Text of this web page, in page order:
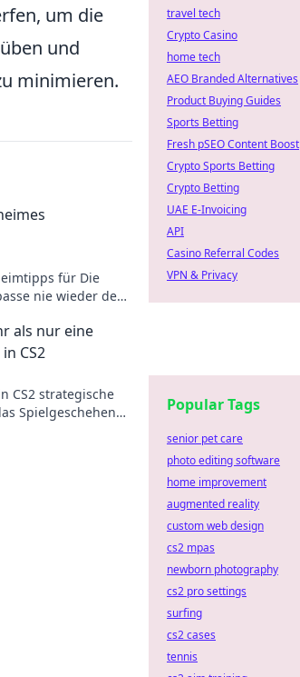
um die
und
minimieren.
für Die
nie wieder den
als nur eine
CS2
CS2 strategische
Spielgeschehen
travel tech
Crypto Casino
home tech
AEO Branded Alternatives
Product Buying Guides
Sports Betting
Fresh pSEO Content Boost
Crypto Sports Betting
Crypto Betting
UAE E-Invoicing
API
Casino Referral Codes
VPN & Privacy
Popular Tags
senior pet care
photo editing software
home improvement
augmented reality
custom web design
cs2 mpas
newborn photography
cs2 pro settings
surfing
cs2 cases
tennis